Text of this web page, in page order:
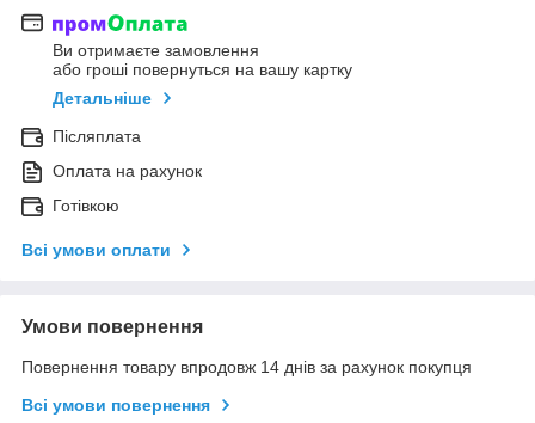
Ви отримаєте замовлення
або гроші повернуться на вашу картку
Детальніше
Післяплата
Оплата на рахунок
Готівкою
Всі умови оплати
Умови повернення
Повернення товару впродовж 14 днів за рахунок покупця
Всі умови повернення